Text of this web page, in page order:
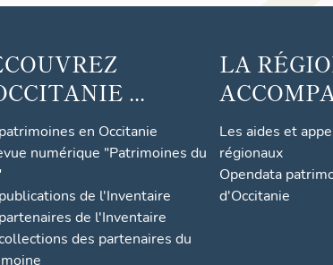
...
en Occitanie
numérique "Patrimoines du
de l'Inventaire
de l'Inventaire
des partenaires du
LA
Les aides et
régionaux
Opendata
d'Occitanie